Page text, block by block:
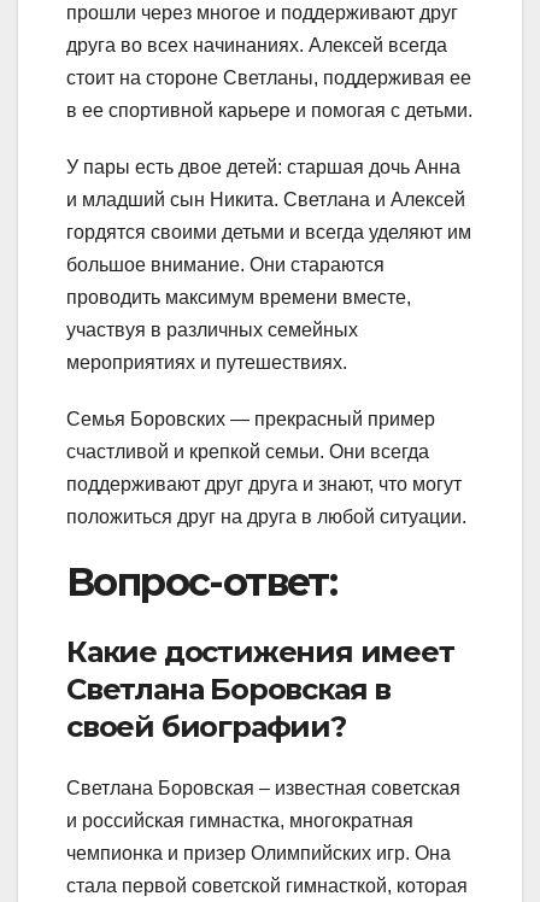
прошли через многое и поддерживают друг
друга во всех начинаниях. Алексей всегда
стоит на стороне Светланы, поддерживая ее
в ее спортивной карьере и помогая с детьми.
У пары есть двое детей: старшая дочь Анна
и младший сын Никита. Светлана и Алексей
гордятся своими детьми и всегда уделяют им
большое внимание. Они стараются
проводить максимум времени вместе,
участвуя в различных семейных
мероприятиях и путешествиях.
Семья Боровских — прекрасный пример
счастливой и крепкой семьи. Они всегда
поддерживают друг друга и знают, что могут
положиться друг на друга в любой ситуации.
Вопрос-ответ:
Какие достижения имеет
Светлана Боровская в
своей биографии?
Светлана Боровская – известная советская
и российская гимнастка, многократная
чемпионка и призер Олимпийских игр. Она
стала первой советской гимнасткой, которая